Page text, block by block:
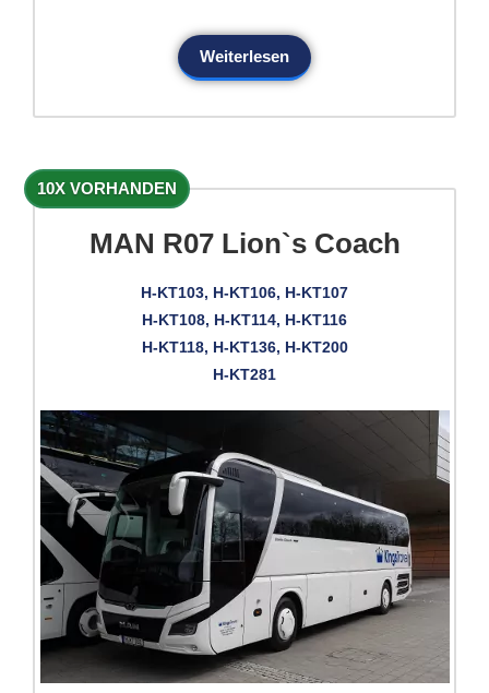
Weiterlesen
10X VORHANDEN
MAN R07 Lion`s Coach
H-KT103, H-KT106, H-KT107
H-KT108, H-KT114, H-KT116
H-KT118, H-KT136, H-KT200
H-KT281